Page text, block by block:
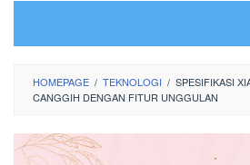
HOMEPAGE / TEKNOLOGI / SPESIFIKASI
CANGGIH DENGAN FITUR UNGGULAN